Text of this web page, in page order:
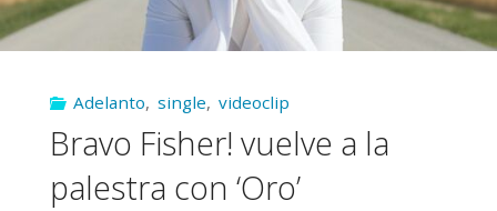
Adelanto, single, videoclip
Bravo Fisher! vuelve a la
palestra con ‘Oro’